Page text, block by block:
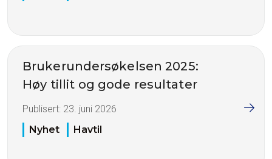
Brukerundersøkelsen 2025:
Høy tillit og gode resultater
Publisert: 23. juni 2026
Nyhet
Havtil